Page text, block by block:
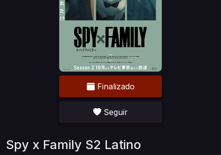
Finalizado
Seguir
Spy x Family S2 Latino